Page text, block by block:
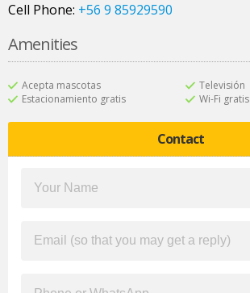
Cell Phone: +56 9 85929590
Amenities
Acepta mascotas
Estacionamiento gratis
Televisión
Wi-Fi gratis
Contact